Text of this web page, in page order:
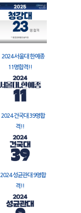
2024 서울대 한예종
11명합격!!
2024 건국대 39명합
격!!
2024 성균관대 9명합
격!!